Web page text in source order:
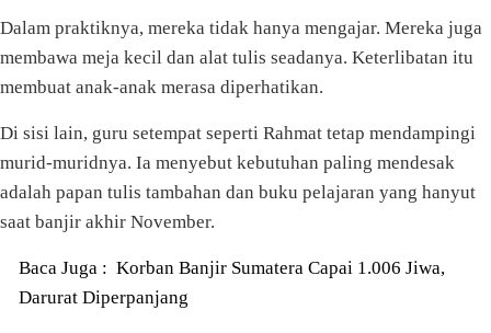
Dalam praktiknya, mereka tidak hanya mengajar. Mereka juga
membawa meja kecil dan alat tulis seadanya. Keterlibatan itu
membuat anak-anak merasa diperhatikan.
Di sisi lain, guru setempat seperti Rahmat tetap mendampingi
murid-muridnya. Ia menyebut kebutuhan paling mendesak
adalah papan tulis tambahan dan buku pelajaran yang hanyut
saat banjir akhir November.
Baca Juga : Korban Banjir Sumatera Capai 1.006 Jiwa,
Darurat Diperpanjang